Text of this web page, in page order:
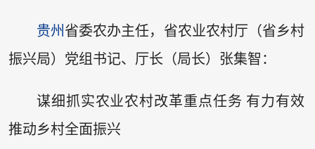
贵州 省委农办主任，省农业农村厅（省乡村
振兴局）党组书记、厅长（局长）张集智：
谋细抓实农业农村改革重点任务 有力有效
推动乡村全面振兴